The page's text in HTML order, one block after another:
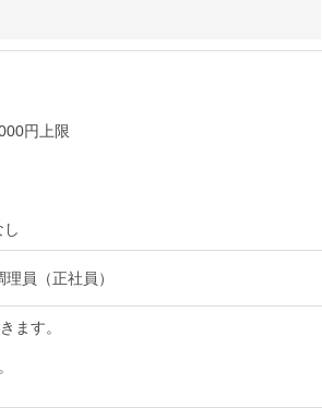
円上限
員（正社員）
ます。